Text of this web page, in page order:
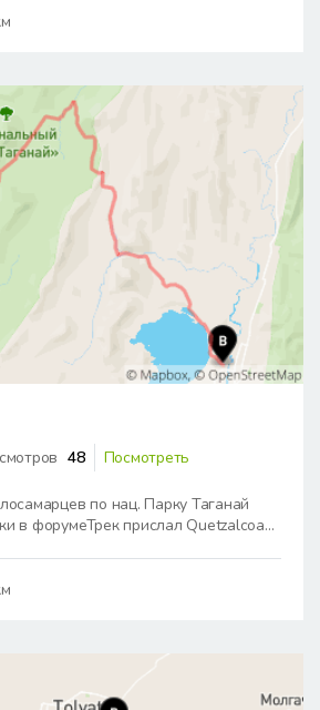
48 Посмотреть
по нац. Парку Таганай
в форумеТрек прислал Quetzalcoa...